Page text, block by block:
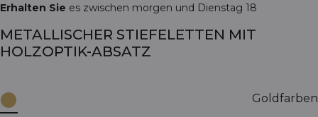
Erhalten Sie es zwischen morgen und Dienstag 18
METALLISCHER STIEFELETTEN MIT
HOLZOPTIK-ABSATZ
Goldfarben